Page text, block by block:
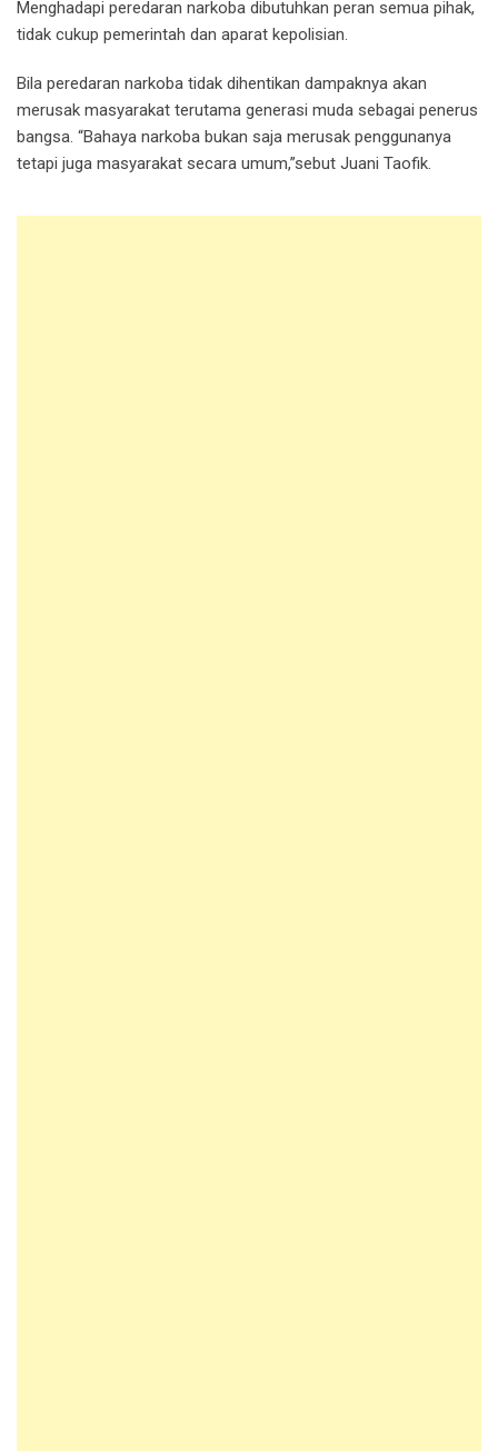
Menghadapi peredaran narkoba dibutuhkan peran semua pihak,
tidak cukup pemerintah dan aparat kepolisian.
Bila peredaran narkoba tidak dihentikan dampaknya akan
merusak masyarakat terutama generasi muda sebagai penerus
bangsa. “Bahaya narkoba bukan saja merusak penggunanya
tetapi juga masyarakat secara umum,”sebut Juani Taofik.